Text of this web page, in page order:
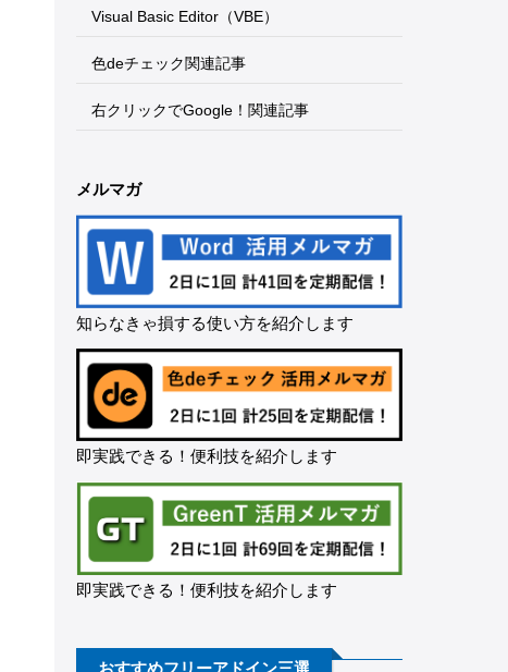
Visual Basic Editor（VBE）
色deチェック関連記事
右クリックでGoogle！関連記事
メルマガ
知らなきゃ損する使い方を紹介します
即実践できる！便利技を紹介します
即実践できる！便利技を紹介します
おすすめフリーアドイン三選